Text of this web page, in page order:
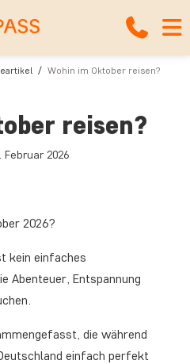
Wohin im Oktober reisen?
reisen?
Februar 2026
2026?
kein einfaches
Abenteuer, Entspannung
die während
einfach perfekt